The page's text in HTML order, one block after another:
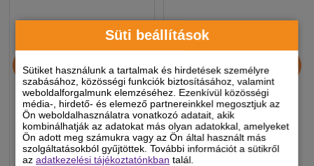
Süti beállítások
Sütiket használunk a tartalmak és hirdetések személyre
szabásához, közösségi funkciók biztosításához, valamint
weboldalforgalmunk elemzéséhez. Ezenkívül közösségi
média-, hirdető- és elemező partnereinkkel megosztjuk az
Ön weboldalhasználatra vonatkozó adatait, akik
kombinálhatják az adatokat más olyan adatokkal, amelyeket
Ön adott meg számukra vagy az Ön által használt más
szolgáltatásokból gyűjtöttek. További információt a sütikről
azadatkezelési tájékoztatónkban talál.
Vitakraft Poésie Macska
Alutál Csirke & Pulyka
Szószban 85g
310Ft
390 Ft
-5%
Vitakraft Poésie Macska
Alutál Tészta &
Paradicsomszósz 85g
310
390 Ft
-5%